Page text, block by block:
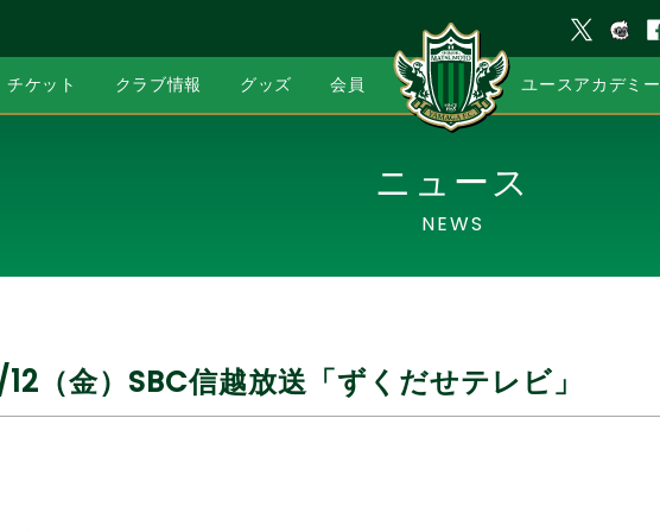
チケット クラブ情報 グッズ 会員 ユースアカデミー
ニュース
NEWS
（金）SBC信越放送「ずくだせテレビ」